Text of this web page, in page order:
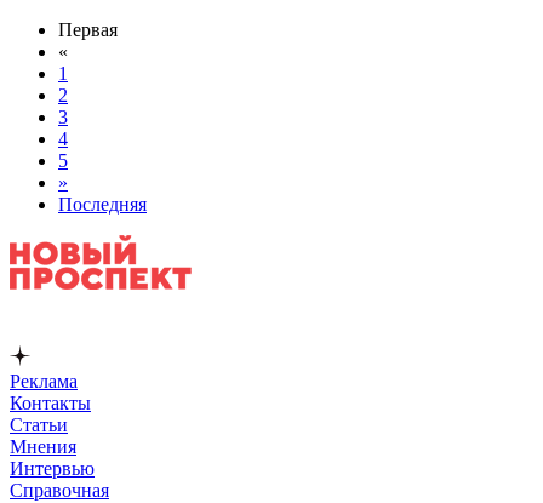
Первая
«
1
2
3
4
5
»
Последняя
Реклама
Контакты
Статьи
Мнения
Интервью
Справочная